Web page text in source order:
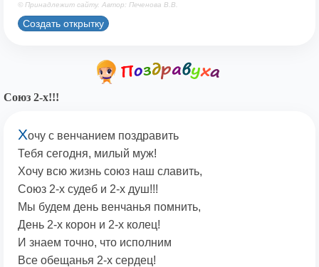
© Принадлежит сайту. Автор: Печенова В.В.
Создать открытку
Союз 2-х!!!
Хочу с венчанием поздравить
Тебя сегодня, милый муж!
Хочу всю жизнь союз наш славить,
Союз 2-х судеб и 2-х душ!!!
Мы будем день венчанья помнить,
День 2-х корон и 2-х колец!
И знаем точно, что исполним
Все обещанья 2-х сердец!